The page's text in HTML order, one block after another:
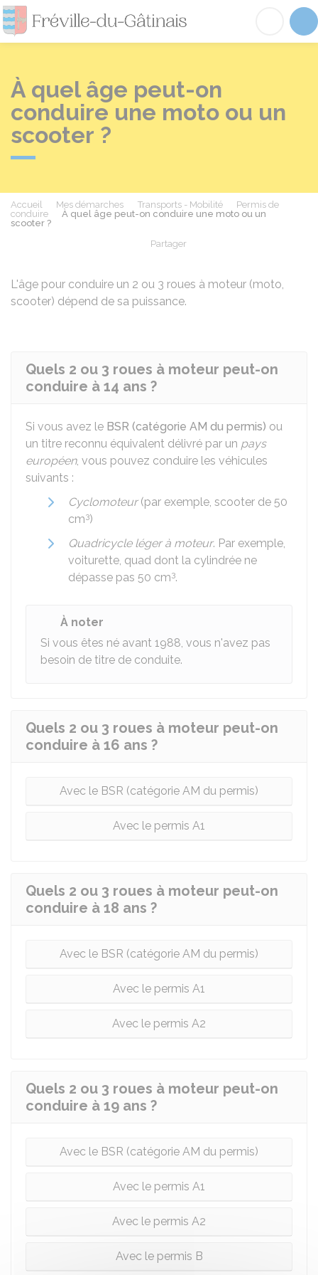
Fréville-du-
À quel âge peut-on
conduire une moto ou un
scooter ?
Accueil Mes démarches Transports - Mobilité
Permis de
conduire
À quel âge peut-on conduire une moto ou un
scooter ?
Partager
L'âge pour conduire un 2 ou 3 roues à moteur (moto,
scooter) dépend de sa puissance.
Quels 2 ou 3 roues à moteur peut-on
conduire à 14 ans ?
Si vous avez le BSR (catégorie AM du permis) ou
un titre reconnu équivalent délivré par un pays
européen, vous pouvez conduire les véhicules
suivants :
Cyclomoteur(par exemple, scooter de 50
cm3)
Quadricycle léger à moteur. Par exemple,
voiturette, quad dont la cylindrée ne
dépasse pas 50 cm3.
À noter
Si vous êtes né avant 1988, vous n'avez pas
besoin de titre de conduite.
Quels 2 ou 3 roues à moteur peut-on
conduire à 16 ans ?
Avec le BSR (catégorie AM du permis)
Avec le permis A1
Quels 2 ou 3 roues à moteur peut-on
conduire à 18 ans ?
Avec le BSR (catégorie AM du permis)
Avec le permis A1
Avec le permis A2
Quels 2 ou 3 roues à moteur peut-on
conduire à 19 ans ?
Avec le BSR (catégorie AM du permis)
Avec le permis A1
Avec le permis A2
Avec le permis B